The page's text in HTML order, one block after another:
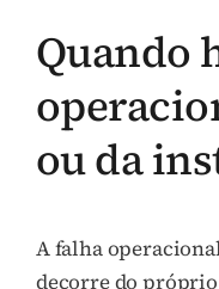
Quando
ou da
A falha
decorre do